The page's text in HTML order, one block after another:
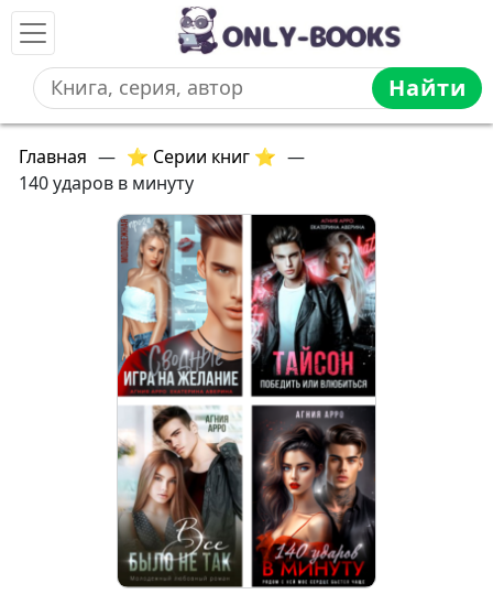
Найти
Главная — ⭐ Серии книг ⭐ —
140 ударов в минуту